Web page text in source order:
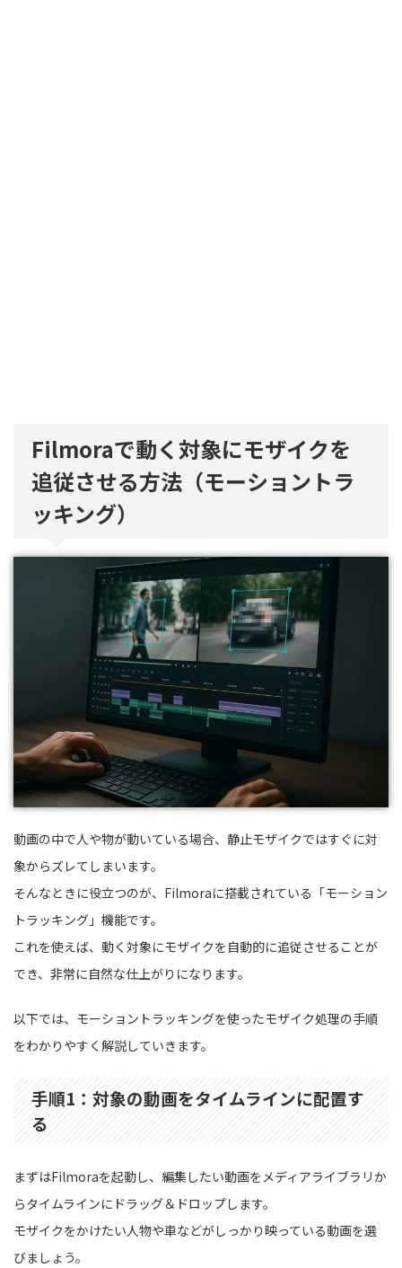
Filmoraで動く対象にモザイクを
追従させる方法（モーショントラ
ッキング）
動画の中で人や物が動いている場合、静止モザイクではすぐに対
象からズレてしまいます。
そんなときに役立つのが、Filmoraに搭載されている「モーション
トラッキング」機能です。
これを使えば、動く対象にモザイクを自動的に追従させることが
でき、非常に自然な仕上がりになります。
以下では、モーショントラッキングを使ったモザイク処理の手順
をわかりやすく解説していきます。
手順1：対象の動画をタイムラインに配置す
る
まずはFilmoraを起動し、編集したい動画をメディアライブラリか
らタイムラインにドラッグ＆ドロップします。
モザイクをかけたい人物や車などがしっかり映っている動画を選
びましょう。